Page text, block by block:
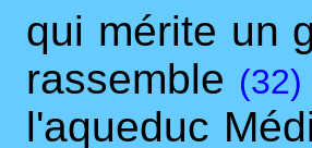
qui mérite un
rassemble (32)
l'aqueduc